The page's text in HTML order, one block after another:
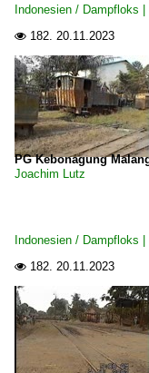
Indonesien / Dampfloks
 182. 20.11.2023
PG Kebonagung
Joachim Lutz
Indonesien / Dampfloks
 182. 20.11.2023